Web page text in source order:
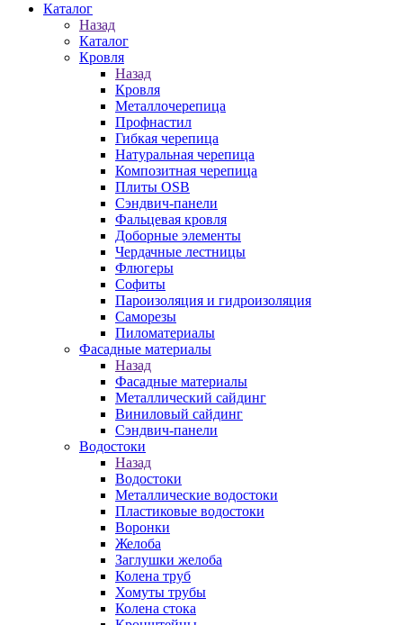
Каталог
Назад
Каталог
Кровля
Назад
Кровля
Металлочерепица
Профнастил
Гибкая черепица
Натуральная черепица
Композитная черепица
Плиты OSB
Сэндвич-панели
Фальцевая кровля
Доборные элементы
Чердачные лестницы
Флюгеры
Софиты
Пароизоляция и гидроизоляция
Саморезы
Пиломатериалы
Фасадные материалы
Назад
Фасадные материалы
Металлический сайдинг
Виниловый сайдинг
Сэндвич-панели
Водостоки
Назад
Водостоки
Металлические водостоки
Пластиковые водостоки
Воронки
Желоба
Заглушки желоба
Колена труб
Хомуты трубы
Колена стока